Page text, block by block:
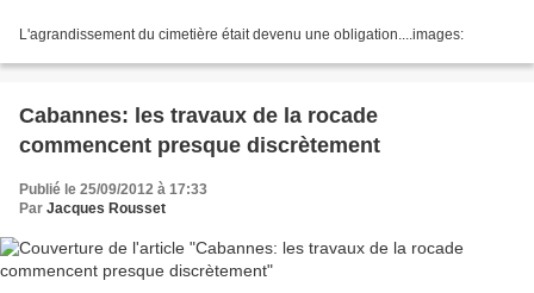
L'agrandissement du cimetière était devenu une obligation....images:
Cabannes: les travaux de la rocade
commencent presque discrètement
Publié le 25/09/2012 à 17:33
Par Jacques Rousset